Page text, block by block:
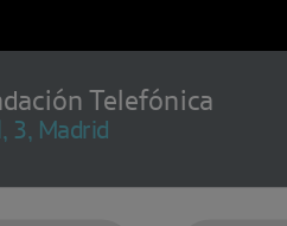
Telefónica
3, Madrid